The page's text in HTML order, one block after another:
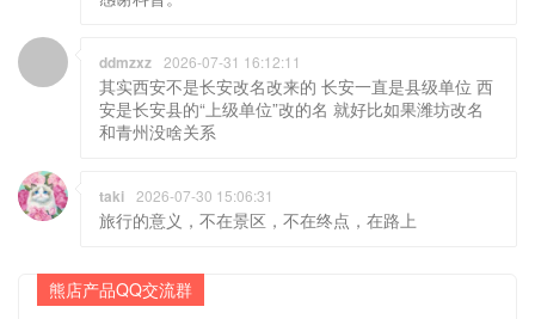
ddmzxz 2026-07-31 16:12:11
其实西安不是长安改名改来的 长安一直是县级单位 西
安是长安县的“上级单位”改的名 就好比如果潍坊改名
和青州没啥关系
taki 2026-07-30 15:06:31
旅行的意义，不在景区，不在终点，在路上
熊店产品QQ交流群